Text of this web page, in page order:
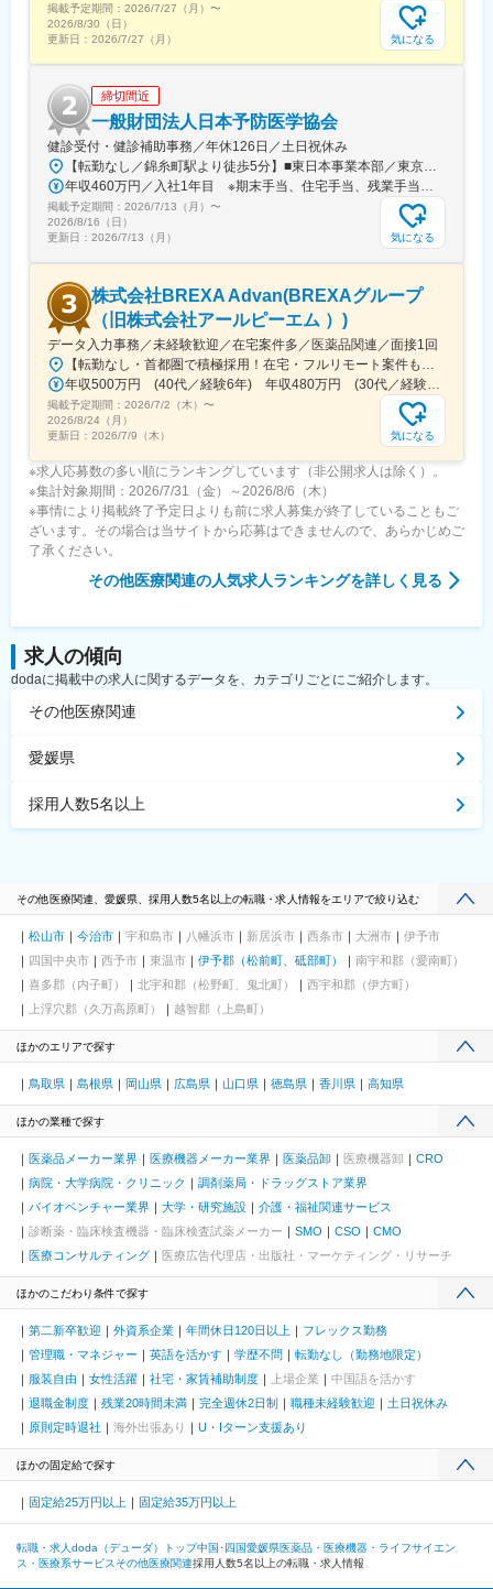
・働きやすい環境：2019年度の月間の平均残業時間は12.1時間で
した。管理職における女性比率も63.6%と、ライフイベントの多
い女性も活躍しやすい環境です。正社員の場合、転勤可能性はあ
ています。
変更の範囲：会社の定める業務
掲載予定期間： 2026/7/27（月） 〜
2026/8/30（日）
更新日： 2026/7/27（月） 気になる
締切間近
一般財団法人日本予防医学協会
健診受付・健診補助事務／年休126日／土日祝休み
【転勤なし／錦糸町駅より徒歩5分】■東日本事業本部／東京都江東区毛利1-19-10 江間忠錦糸町ビル＜アクセス＞JR総武線（快速）、総武線（各駅停車）「錦糸町駅」南口より徒歩5分東京メトロ半蔵門線「錦糸町駅」B1出口より徒歩5分東京メトロ半蔵門線／都営新宿線「住吉駅」B2出口より徒歩5分※受動喫煙対策あり（オフィス内禁煙）
年収460万円／入社1年目 ※期末手当、住宅手当、残業手当（月10時間分）含む
掲載予定期間： 2026/7/13（月） 〜
2026/8/16（日）
更新日： 2026/7/13（月） 気になる
株式会社BREXA Advan(BREXAグループ
（旧株式会社アールピーエム ）)
データ入力事務／未経験歓迎／在宅案件多／医薬品関連／面接1回
【転勤なし・首都圏で積極採用！在宅・フルリモート案件も有り！大手・優良企業が中心♪】■本社／大阪市淀川区宮原3-5-36 新大阪トラストタワー19F変更の範囲、上記を除く当社関連勤務地◆プロジェクト先例東京23区内、横浜、大宮、千葉、その他＜配属先最寄り駅の一例＞飯田橋／日本橋／浜松町／信濃町／四ツ谷／池袋／蒲田 など※過去の配属先は勤務地一覧に記載◆POINT！#大手企業など約300社の取引先あり！（製薬メーカー、製薬関連企業、化粧品関連企業、臨床研究センターなど）#最寄り駅から徒歩5～10分圏内の通いやすいオフィス＃在宅勤務・在宅プロジェクト多数＃定時退社基本＆土日祝休み＃安定性抜群の医療業界で事務として活躍＃未経験入社8割×研修センターで手厚くフォロー＃産育休の取得実績100％#転居を伴う転勤なし※受動喫煙対策：オフィス内禁煙
年収500万円 (40代／経験6年) 年収480万円 (30代／経験4年)
掲載予定期間： 2026/7/2（木） 〜
2026/8/24（月）
更新日： 2026/7/9（木） 気になる
※求人応募数の多い順にランキングしています（非公開求人は除く）。
※集計対象期間：2026/7/31（金）～2026/8/6（木）
※事情により掲載終了予定日よりも前に求人募集が終了していることもご
ざいます。その場合は当サイトから応募はできませんので、あらかじめご
了承ください。
その他医療関連の人気求人ランキングを詳しく見る
求人の傾向
dodaに掲載中の求人に関するデータを、カテゴリごとにご紹介します。
その他医療関連
愛媛県
採用人数5名以上
その他医療関連、愛媛県、採用人数5名以上の転職・求人情報をエリアで絞り込む
松山市 今治市 宇和島市 八幡浜市 新居浜市 西条市 大洲市
伊予市
四国中央市
西予市 東温市 伊予郡（松前町、砥部町）
南宇和郡（愛南町）
喜多郡（内子町）
北宇和郡（松野町、鬼北町）
西宇和郡（伊方町）
上浮穴郡（久万高原町）
越智郡（上島町）
ほかのエリアで探す
鳥取県 島根県 岡山県 広島県 山口県 徳島県 香川県 高知県
ほかの業種で探す
医薬品メーカー業界 医療機器メーカー業界 医薬品卸 医療機器卸
CRO
病院・大学病院・クリニック
調剤薬局・ドラッグストア業界
バイオベンチャー業界
大学・研究施設
介護・福祉関連サービス
診断薬・臨床検査機器・臨床検査試薬メーカー
SMO CSO
CMO
医療コンサルティング
医療広告代理店・出版社・マーケティング・リサーチ
ほかのこだわり条件で探す
第二新卒歓迎 外資系企業 年間休日120日以上
フレックス勤務
管理職・マネジャー
英語を活かす 学歴不問
転勤なし（勤務地限定）
服装自由
女性活躍 社宅・家賃補助制度 上場企業
中国語を活かす
退職金制度
残業20時間未満 完全週休2日制 職種未経験歓迎
土日祝休み
原則定時退社
海外出張あり U・Iターン支援あり
ほかの固定給で探す
固定給25万円以上 固定給35万円以上
転職・求人doda（デューダ）トップ中国･四国愛媛県医薬品・医療機器・ライフサイエン
ス・医療系サービスその他医療関連採用人数5名以上の転職・求人情報